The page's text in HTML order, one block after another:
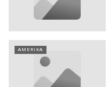
AMERIKA